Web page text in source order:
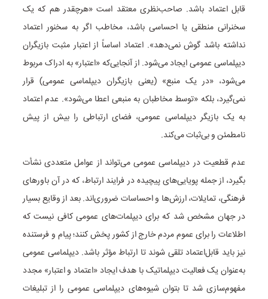
قابل اعتماد باشد. صاحب‌نظری معتقد است «هرچقدر هم که یک
سخنرانی منطقی یا احساسی باشد، مخاطب اگر به سخنور اعتماد
نداشته باشد گوش نمی‌دهد». اعتماد اساساً از اعتبار مثبت بازیگران
دیپلماسی عمومی ایجاد می‌شود. از آنجایی‌که «اعتبار» به ادراک مربوط
می‌شود، «در یک منبع» (یعنی بازیگران دیپلماسی عمومی) قرار
نمی‌گیرد، بلکه «توسط مخاطبان به منبعی اعطا می‌شود». عدم اعتماد
به یک بازیگر دیپلماسی عمومی، فضای ارتباطی را بیش از پیش
نامطمئن و بی‌ثبات می‌کند.
عدم قطعیت در دیپلماسی عمومی می‌تواند از عوامل متعددی نشأت
بگیرد، از جمله پویایی‌های پیچیده در فرایند ارتباط، که در آن باورهای
فرهنگی، تمایلات، ارزش‌ها و احساسات ضروری‌اند. بعد از وقایع بسیار
در جهان مشخص شد که برای دیپلمات‌های عمومی کافی نیست که
اطلاعات را برای عموم مردم خارج از کشور پخش کنند؛ پیام و فرستنده
نیز باید قابل‌اعتماد تلقی شوند تا ارتباط مؤثر باشد. دیپلماسی عمومی
به‌عنوان یک فعالیت دیپلماتیک با هدف ایجاد «اعتماد و اعتبار» مجدد
مفهوم‌سازی شد تا بتوان شیوه‌های دیپلماسی عمومی را از تبلیغات